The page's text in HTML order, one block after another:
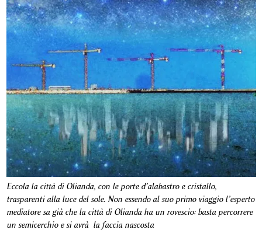
Eccola la città di Olianda, con le porte d’alabastro e cristallo,
trasparenti alla luce del sole. Non essendo al suo primo viaggio l’esperto
mediatore sa già che la città di Olianda ha un rovescio: basta percorrere
un semicerchio e si avrà la faccia nascosta